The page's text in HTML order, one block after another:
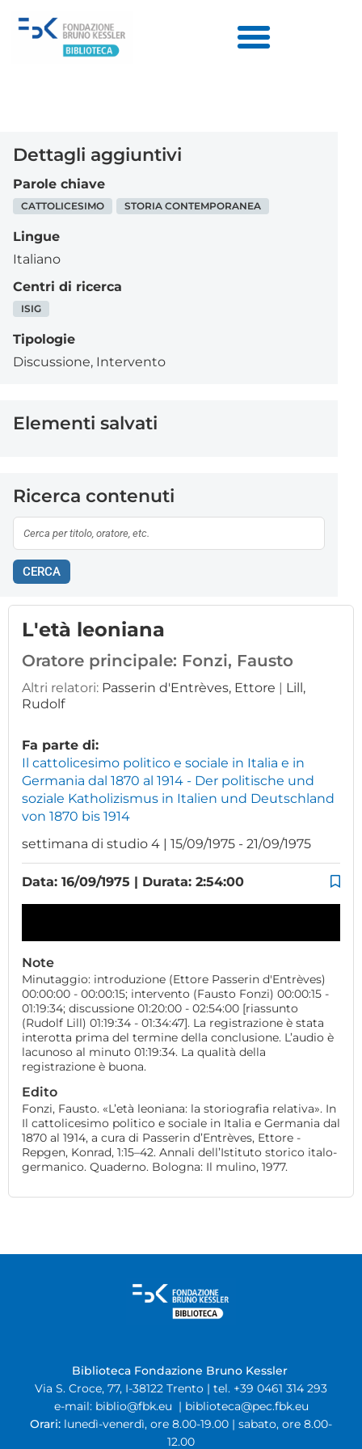
Dettagli aggiuntivi
Parole chiave
CATTOLICESIMO STORIA CONTEMPORANEA
Lingue
Italiano
Centri di ricerca
ISIG
Tipologie
Discussione, Intervento
Elementi salvati
Ricerca contenuti
CERCA
L'età leoniana
Oratore principale: Fonzi, Fausto
Altri relatori: Passerin d'Entrèves, Ettore | Lill,
Rudolf
Fa parte di:
Il cattolicesimo politico e sociale in Italia e in
Germania dal 1870 al 1914 - Der politische und
soziale Katholizismus in Italien und Deutschland
von 1870 bis 1914
settimana di studio 4 | 15/09/1975 - 21/09/1975
Data: 16/09/1975 | Durata: 2:54:00
Note
Minutaggio: introduzione (Ettore Passerin d'Entrèves)
00:00:00 - 00:00:15; intervento (Fausto Fonzi) 00:00:15 -
01:19:34; discussione 01:20:00 - 02:54:00 [riassunto
(Rudolf Lill) 01:19:34 - 01:34:47]. La registrazione è stata
interotta prima del termine della conclusione. L’audio è
lacunoso al minuto 01:19:34. La qualità della
registrazione è buona.
Edito
Fonzi, Fausto. «L’età leoniana: la storiografia relativa». In
Il cattolicesimo politico e sociale in Italia e Germania dal
1870 al 1914, a cura di Passerin d’Entrèves, Ettore -
Repgen, Konrad, 1:15–42. Annali dell’Istituto storico italo-
germanico. Quaderno. Bologna: Il mulino, 1977.
Biblioteca Fondazione Bruno Kessler
Via S. Croce, 77, I-38122 Trento | tel. +39 0461 314 293
e-mail: biblio@fbk.eu | biblioteca@pec.fbk.eu
Orari: lunedì-venerdì, ore 8.00-19.00 | sabato, ore 8.00-
12.00